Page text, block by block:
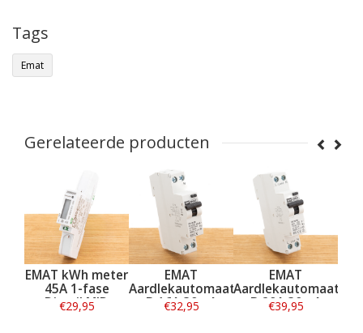
Tags
Emat
Gerelateerde producten
EMAT kWh meter
45A 1-fase
Dinrail MID
€29,95
EMAT
Aardlekautomaat
B 16A 30mA
€32,95
EMAT
B 20A 30mA
€39,95